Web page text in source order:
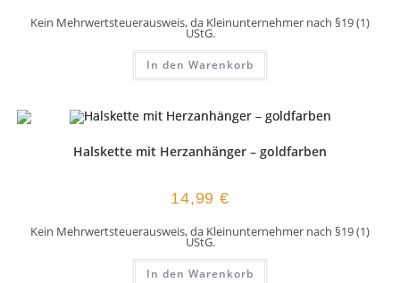
Kein Mehrwertsteuerausweis, da Kleinunternehmer nach §19 (1)
UStG.
In den Warenkorb
Halskette mit Herzanhänger – goldfarben
14,99€
Kein Mehrwertsteuerausweis, da Kleinunternehmer nach §19 (1)
UStG.
In den Warenkorb